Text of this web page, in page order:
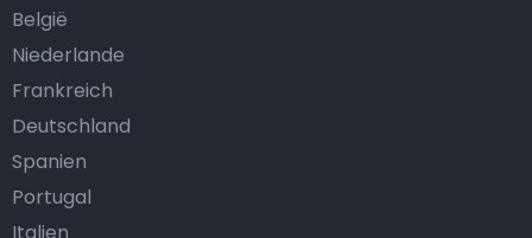
België
Niederlande
Frankreich
Deutschland
Spanien
Portugal